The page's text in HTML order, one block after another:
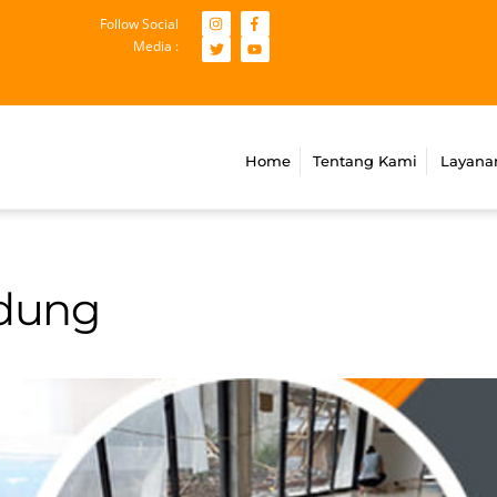
Follow Social
Media :
Home Tentang Kami